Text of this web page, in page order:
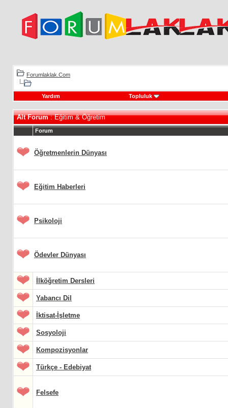
Forumlaklak.Com
Yardım Topluluk
Alt Forum: Eğitim & Öğretim
Forum
Öğretmenlerin Dünyası
Eğitim Haberleri
Psikoloji
Ödevler Dünyası
İlköğretim Dersleri
Yabancı Dil
İktisat-İşletme
Sosyoloji
Kompozisyonlar
Türkçe - Edebiyat
Felsefe